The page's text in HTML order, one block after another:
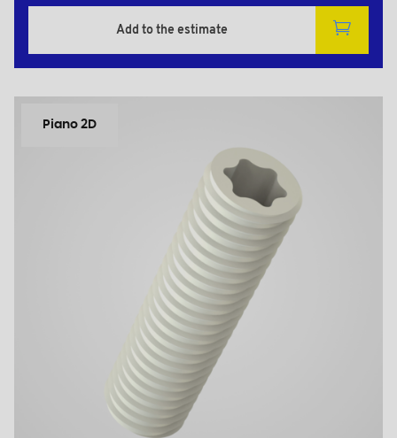
Add to the estimate
Piano 2D